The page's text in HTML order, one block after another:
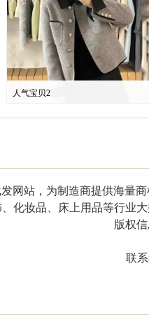
人气宝贝2
网站，为制造商提供海量
化妆品、床上用品等行业
版权信
联